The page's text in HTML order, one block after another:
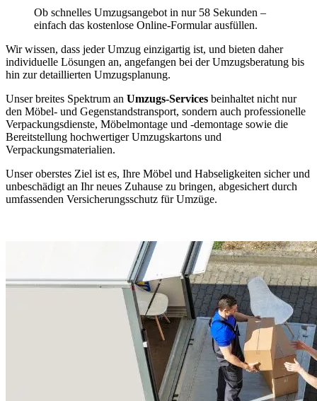
Ob schnelles Umzugsangebot in nur 58 Sekunden –
einfach das kostenlose Online-Formular ausfüllen.
Wir wissen, dass jeder Umzug einzigartig ist, und bieten daher
individuelle Lösungen an, angefangen bei der Umzugsberatung bis
hin zur detaillierten Umzugsplanung.
Unser breites Spektrum an Umzugs-Services beinhaltet nicht nur
den Möbel- und Gegenstandstransport, sondern auch professionelle
Verpackungsdienste, Möbelmontage und -demontage sowie die
Bereitstellung hochwertiger Umzugskartons und
Verpackungsmaterialien.
Unser oberstes Ziel ist es, Ihre Möbel und Habseligkeiten sicher und
unbeschädigt an Ihr neues Zuhause zu bringen, abgesichert durch
umfassenden Versicherungsschutz für Umzüge.